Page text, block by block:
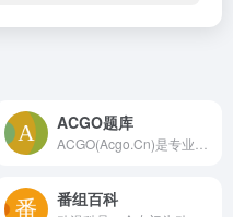
ACGO题库
番组百科